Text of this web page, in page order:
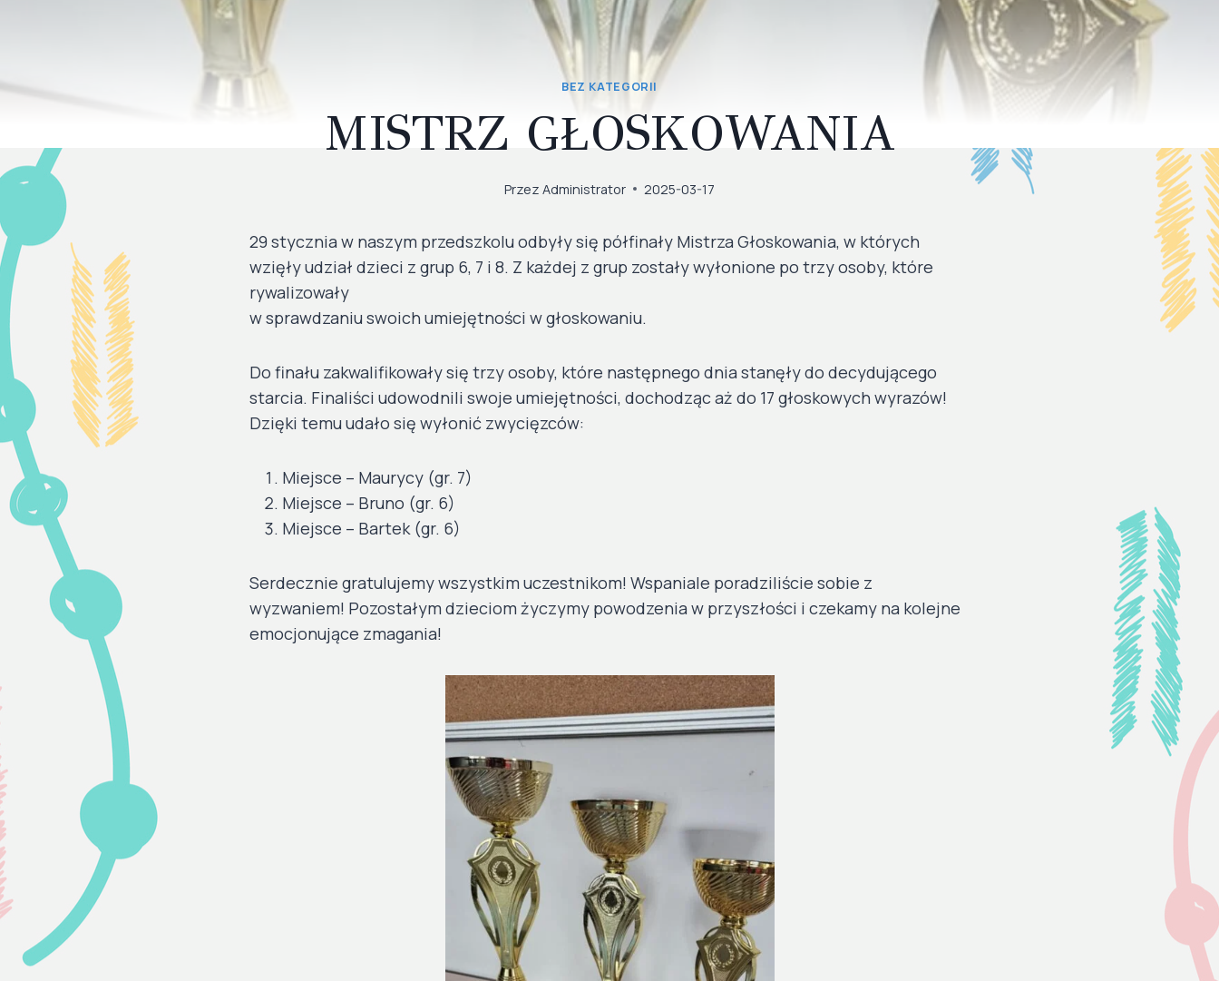
BEZ KATEGORII
MISTRZ GŁOSKOWANIA
Przez Administrator 2025-03-17
29 stycznia w naszym przedszkolu odbyły się półfinały Mistrza Głoskowania, w których
wzięły udział dzieci z grup 6, 7 i 8. Z każdej z grup zostały wyłonione po trzy osoby, które
rywalizowały
w sprawdzaniu swoich umiejętności w głoskowaniu.
Do finału zakwalifikowały się trzy osoby, które następnego dnia stanęły do decydującego
starcia. Finaliści udowodnili swoje umiejętności, dochodząc aż do 17 głoskowych wyrazów!
Dzięki temu udało się wyłonić zwycięzców:
Miejsce – Maurycy (gr. 7)
Miejsce – Bruno (gr. 6)
Miejsce – Bartek (gr. 6)
Serdecznie gratulujemy wszystkim uczestnikom! Wspaniale poradziliście sobie z
wyzwaniem! Pozostałym dzieciom życzymy powodzenia w przyszłości i czekamy na kolejne
emocjonujące zmagania!